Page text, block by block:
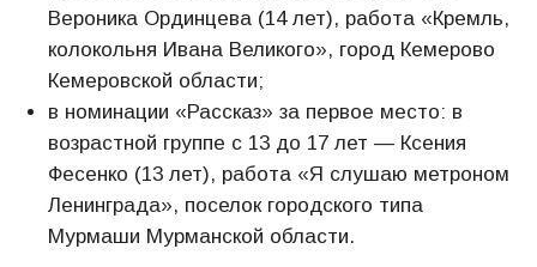
Вероника Ординцева (14 лет), работа «Кремль,
колокольня Ивана Великого», город Кемерово
Кемеровской области;
в номинации «Рассказ» за первое место: в
возрастной группе с 13 до 17 лет — Ксения
Фесенко (13 лет), работа «Я слушаю метроном
Ленинграда», поселок городского типа
Мурмаши Мурманской области.